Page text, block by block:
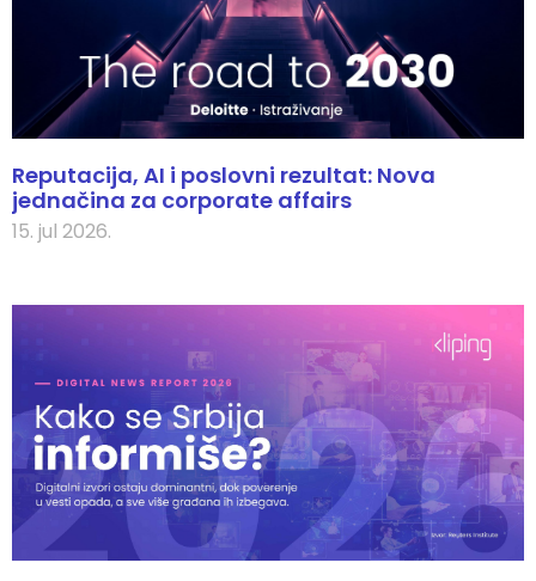
Reputacija, AI i poslovni rezultat: Nova
jednačina za corporate affairs
15. jul 2026.